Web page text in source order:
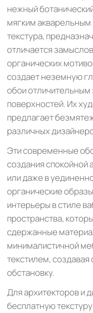
нежный
мягким
текстура,
отличается
органических
создает неземную
обои
поверхностей. Их
предлагает
различных
Эти современные
создания спокойной
или даже в
органические
интерьеры в стиле
пространства,
сдержанные
минималистичной
текстилем,
обстановку.
Для архитекторов и
бесплатную